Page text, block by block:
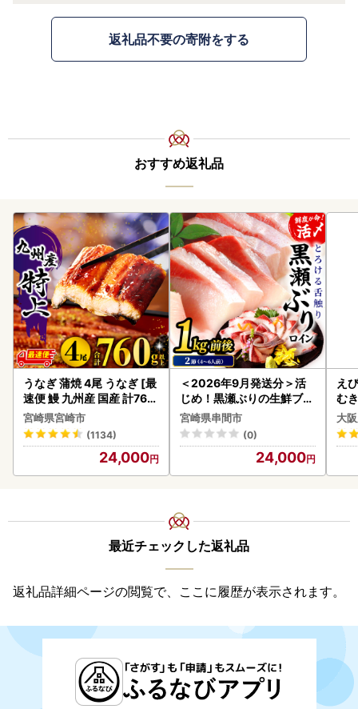
返礼品不要の寄附をする
おすすめ返礼品
うなぎ 蒲焼 4尾 うなぎ [最
速便 鰻 九州産 国産 計760
g以上]
宮崎県宮崎市
(1134)
24,000
＜2026年9月発送分＞活
じめ！黒瀬ぶりの生鮮ブリ
ロイン2節（1.0kg前後）_
K001-012-2609
宮崎県串間市
(0)
24,000
え
む
大
最近チェックした返礼品
返礼品詳細ページの閲覧で、ここに履歴が表示されます。